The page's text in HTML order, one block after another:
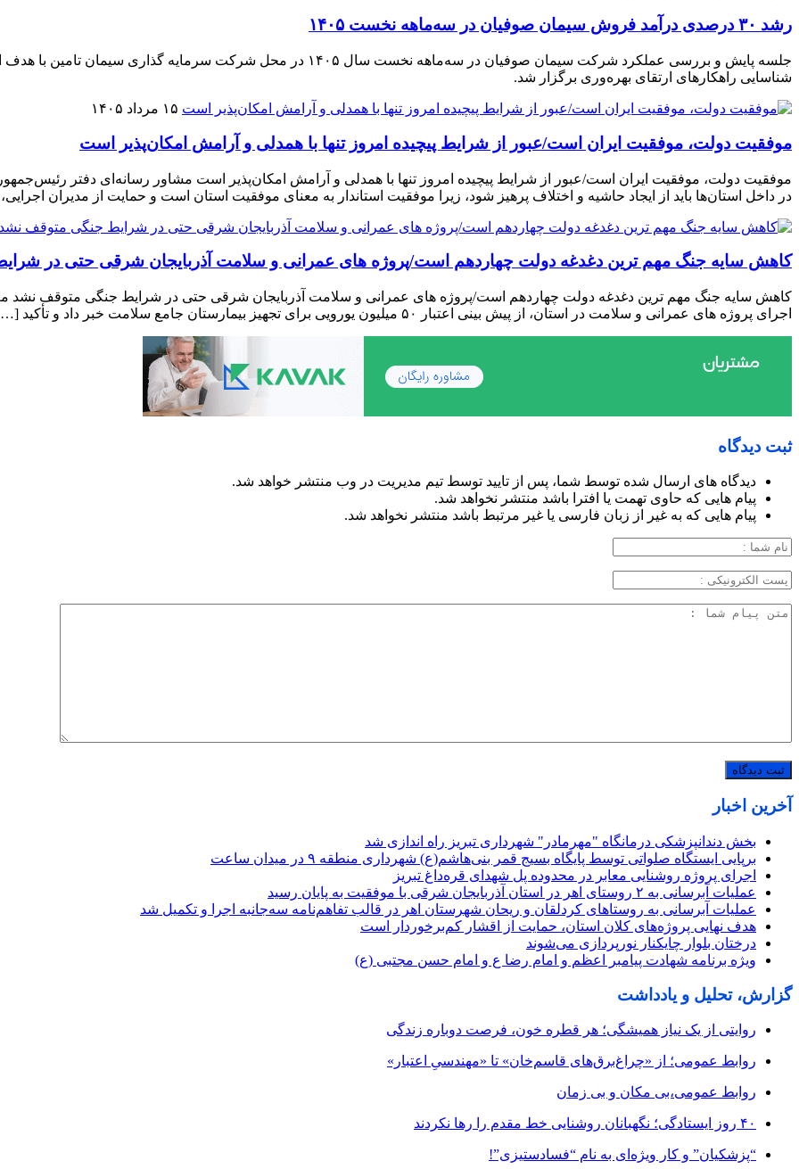
رشد ۳۰ درصدی درآمد فروش سیمان صوفیان در سه‌ماهه نخست ۱۴۰۵
جلسه پایش و بررسی عملکرد شرکت سیمان صوفیان در سه‌ماهه نخست سال ۱۴۰۵ در محل
شناسایی راهکارهای ارتقای بهره‌وری برگزار شد.
۱۵ مرداد ۱۴۰۵
موفقیت دولت، موفقیت ایران است/عبور از شرایط پیچیده امروز تنها با همدلی و آرامش امکان‌پذیر است
موفقیت دولت، موفقیت ایران است/عبور از شرایط پیچیده امروز تنها با همدلی و آرامش امکان‌پذیر است مشاور رسانه‌ای دفتر
در داخل استان‌ها باید از ایجاد حاشیه و اختلاف پرهیز شود، زیرا موفقیت استاندار به معنای موفقیت استان است و حمایت از مدیران
کاهش سایه جنگ مهم ‌ترین دغدغه دولت چهاردهم است/پروژه ‌های عمرانی و سلامت آذربایجان شرقی حتی در
کاهش سایه جنگ مهم ‌ترین دغدغه دولت چهاردهم است/پروژه ‌های عمرانی و سلامت آذربایجان شرقی حتی در شرایط جنگی متوقف نشد
اجرای پروژه ‌های عمرانی و سلامت در استان، از پیش ‌بینی اعتبار ۵۰ میلیون یورویی برای تجهیز بیمارستان جامع سلامت خبر داد و تأکید […]
ثبت دیدگاه
دیدگاه های ارسال شده توسط شما، پس از تایید توسط تیم مدیریت در وب منتشر خواهد شد.
پیام هایی که حاوی تهمت یا افترا باشد منتشر نخواهد شد.
پیام هایی که به غیر از زبان فارسی یا غیر مرتبط باشد منتشر نخواهد شد.
آخرین اخبار
بخش دندانپزشکی درمانگاه "مهرمادر" شهرداری تبریز راه اندازی شد
برپایی ایستگاه صلواتی توسط پایگاه بسیج قمر بنی‌هاشم(ع) شهرداری منطقه ۹ در میدان ساعت
اجرای پروژه روشنایی معابر در محدوده پل شهدای قره‌داغ تبریز
عملیات آبرسانی به ۲ روستای اهر در استان آذربایجان شرقی با موفقیت به پایان رسید
عملیات آبرسانی به روستاهای کردلقان و ریحان شهرستان اهر در قالب تفاهم‌نامه سه‌جانبه اجرا و تکمیل شد
هدف نهایی پروژه‌های کلان استان، حمایت از اقشار کم‌برخوردار است
درختان بلوار چایکنار نورپردازی می‌شوند
ویژه برنامه شهادت پیامبر اعظم و امام رضا ع و امام حسن مجتبی (ع)
گزارش، تحلیل و یادداشت
روایتی از یک نیاز همیشگی؛ هر قطره خون، فرصت دوباره زندگی
روابط عمومی؛ از «چراغ‌برق‌های قاسم‌خان» تا «مهندسیِ اعتبار»
روابط عمومی،بی مکان و بی زمان
۴۰ روز ایستادگی؛ نگهبانان روشنایی خط مقدم را رها نکردند
“پزشکیان” و کار ویژه‌ای به نام “فسادستیزی”!